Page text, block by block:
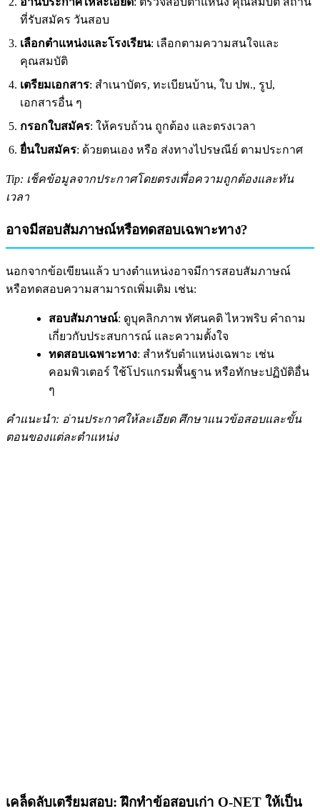
ที่รับสมัคร วันสอบ
เลือกตำแหน่งและโรงเรียน: เลือกตามความสนใจและ
คุณสมบัติ
เตรียมเอกสาร: สำเนาบัตร, ทะเบียนบ้าน, ใบ ปพ., รูป,
เอกสารอื่น ๆ
กรอกใบสมัคร: ให้ครบถ้วน ถูกต้อง และตรงเวลา
ยื่นใบสมัคร: ด้วยตนเอง หรือ ส่งทางไปรษณีย์ ตามประกาศ
Tip: เช็คข้อมูลจากประกาศโดยตรงเพื่อความถูกต้องและทัน
เวลา
อาจมีสอบสัมภาษณ์หรือทดสอบเฉพาะทาง?
นอกจากข้อเขียนแล้ว บางตำแหน่งอาจมีการสอบสัมภาษณ์
หรือทดสอบความสามารถเพิ่มเติม เช่น:
สอบสัมภาษณ์: ดูบุคลิกภาพ ทัศนคติ ไหวพริบ คำถาม
เกี่ยวกับประสบการณ์ และความตั้งใจ
ทดสอบเฉพาะทาง: สำหรับตำแหน่งเฉพาะ เช่น
คอมพิวเตอร์ ใช้โปรแกรมพื้นฐาน หรือทักษะปฏิบัติอื่น
ๆ
คำแนะนำ: อ่านประกาศให้ละเอียด ศึกษาแนวข้อสอบและขั้น
ตอนของแต่ละตำแหน่ง
เคล็ดลับเตรียมสอบ: ฝึกทำข้อสอบเก่า O-NET ให้เป็น